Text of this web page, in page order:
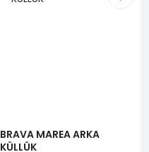
BRAVA MAREA ARKA
KÜLLÜK